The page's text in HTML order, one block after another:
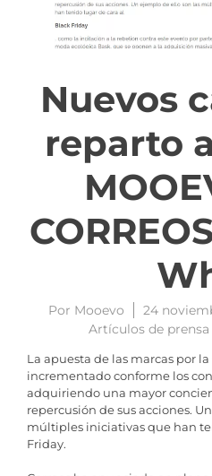
Nuevos
reparto
Por Mooevo 24
Artículos de prensa
La apuesta de las marcas por la
incrementado conforme los
adquiriendo una mayor
repercusión de sus acciones.
múltiples iniciativas que han
Friday.